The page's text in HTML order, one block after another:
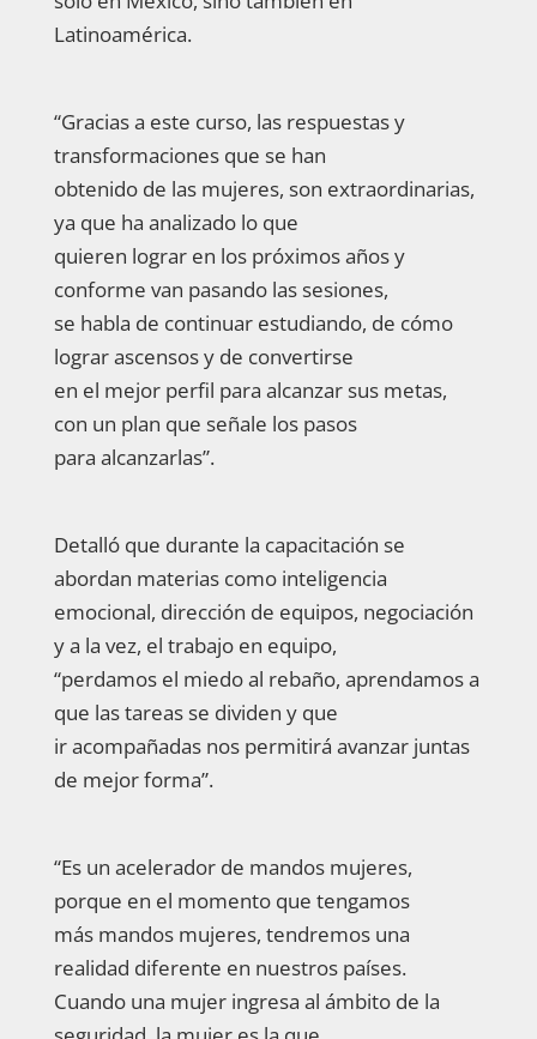
Latinoamérica.
“Gracias a este curso, las respuestas y
transformaciones que se han
obtenido de las mujeres, son extraordinarias,
ya que ha analizado lo que
quieren lograr en los próximos años y
conforme van pasando las sesiones,
se habla de continuar estudiando, de cómo
lograr ascensos y de convertirse
en el mejor perfil para alcanzar sus metas,
con un plan que señale los pasos
para alcanzarlas”.
Detalló que durante la capacitación se
abordan materias como inteligencia
emocional, dirección de equipos, negociación
y a la vez, el trabajo en equipo,
“perdamos el miedo al rebaño, aprendamos a
que las tareas se dividen y que
ir acompañadas nos permitirá avanzar juntas
de mejor forma”.
“Es un acelerador de mandos mujeres,
porque en el momento que tengamos
más mandos mujeres, tendremos una
realidad diferente en nuestros países.
Cuando una mujer ingresa al ámbito de la